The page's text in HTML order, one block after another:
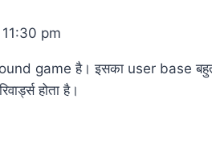
pm
game है। इसका user base
होता है।